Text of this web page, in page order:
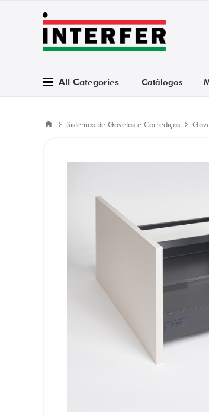
All Categories Catálogos
Sistemas de Gavetas e Corrediças